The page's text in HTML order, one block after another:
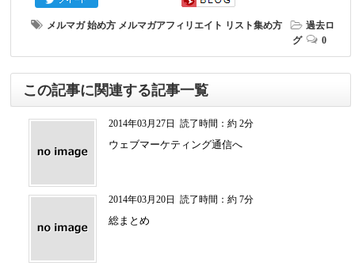
メルマガ 始め方 メルマガアフィリエイト リスト集め方
過去ロ
グ
0
この記事に関連する記事一覧
2014年03月27日 読了時間：約 2分
ウェブマーケティング通信へ
2014年03月20日 読了時間：約 7分
総まとめ